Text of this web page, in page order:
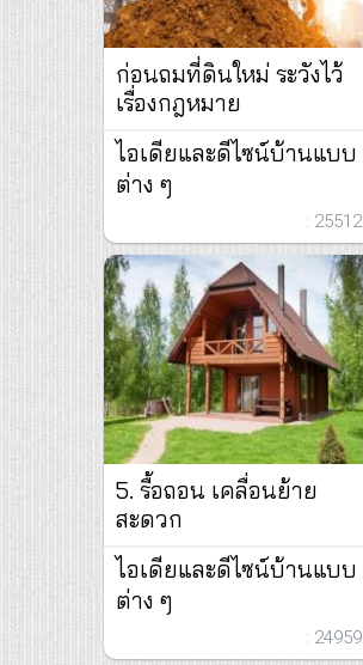
ก่อนถมที่ดินใหม่ ระวังไว้
เรื่องกฎหมาย
ไอเดียและดีไซน์บ้านแบบ
ต่าง ๆ
: 25512
5. รื้อถอน เคลื่อนย้าย
สะดวก
ไอเดียและดีไซน์บ้านแบบ
ต่าง ๆ
: 24959